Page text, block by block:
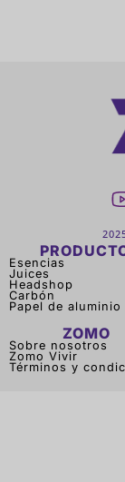
Esencias
Juices
Headshop
Carbón
Papel de aluminio
ZOMO
Sobre nosotros
Zomo Vivir
Términos y